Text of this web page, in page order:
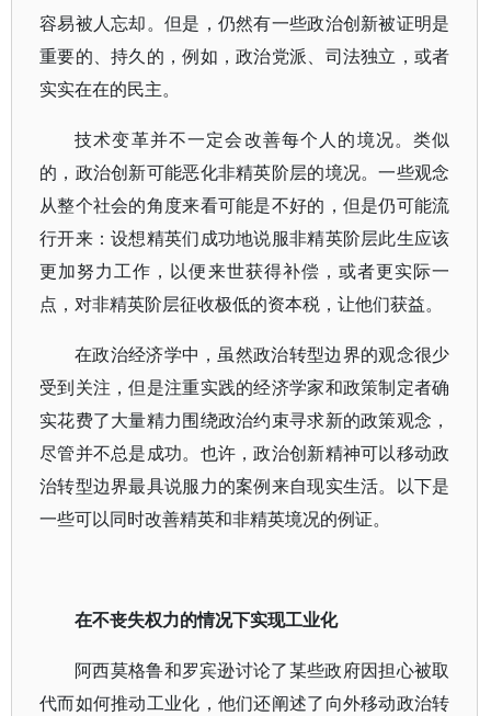
容易被人忘却。但是，仍然有一些政治创新被证明是
重要的、持久的，例如，政治党派、司法独立，或者
实实在在的民主。
技术变革并不一定会改善每个人的境况。类似
的，政治创新可能恶化非精英阶层的境况。一些观念
从整个社会的角度来看可能是不好的，但是仍可能流
行开来：设想精英们成功地说服非精英阶层此生应该
更加努力工作，以便来世获得补偿，或者更实际一
点，对非精英阶层征收极低的资本税，让他们获益。
在政治经济学中，虽然政治转型边界的观念很少
受到关注，但是注重实践的经济学家和政策制定者确
实花费了大量精力围绕政治约束寻求新的政策观念，
尽管并不总是成功。也许，政治创新精神可以移动政
治转型边界最具说服力的案例来自现实生活。以下是
一些可以同时改善精英和非精英境况的例证。
在不丧失权力的情况下实现工业化
阿西莫格鲁和罗宾逊讨论了某些政府因担心被取
代而如何推动工业化，他们还阐述了向外移动政治转